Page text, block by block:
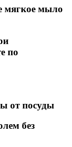
мягкое мыло
по
от посуды
без